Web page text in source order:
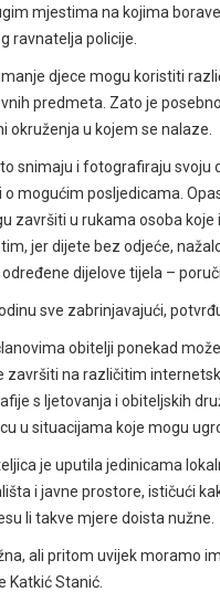
mjestima na kojima
ravnatelja policije.
djece mogu koristiti
predmeta. Zato je
okruženja u kojem se nalaze.
snimaju i fotografiraju
mogućim posljedicama.
završiti u rukama osoba
jer dijete bez odjeće,
dijelove tijela –
sve zabrinjavajući,
obitelji ponekad
završiti na različitim
s ljetovanja i obiteljskih
u situacijama koje mogu
je uputila jedinicama
i javne prostore, ističući
li takve mjere doista nužne.
ali pritom uvijek moramo
Katkić Stanić.